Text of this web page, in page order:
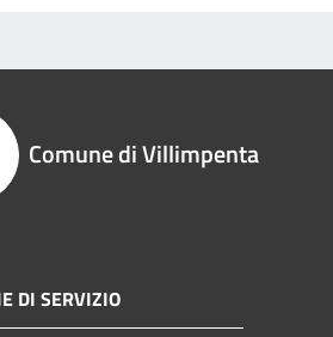
Comune di Villimpenta
DI SERVIZIO